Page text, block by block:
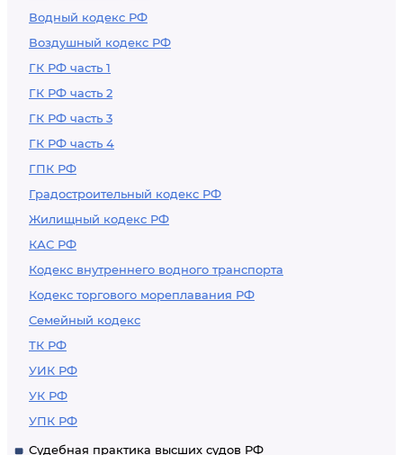
Водный кодекс РФ
Воздушный кодекс РФ
ГК РФ часть 1
ГК РФ часть 2
ГК РФ часть 3
ГК РФ часть 4
ГПК РФ
Градостроительный кодекс РФ
Жилищный кодекс РФ
КАС РФ
Кодекс внутреннего водного транспорта
Кодекс торгового мореплавания РФ
Семейный кодекс
ТК РФ
УИК РФ
УК РФ
УПК РФ
Судебная практика высших судов РФ